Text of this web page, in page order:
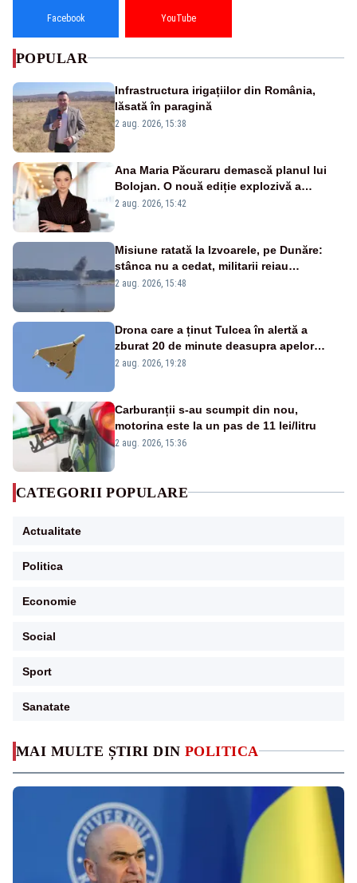
MAI MULTE ȘTIRI DIN POLITICA
Facebook YouTube
POPULAR
Infrastructura irigațiilor din România,
lăsată în paragină
2 aug. 2026, 15:38
Ana Maria Păcuraru demască planul lui
Bolojan. O nouă ediție explozivă a
emisiunii „Miza Zilei” la Realitatea PLUS
2 aug. 2026, 15:42
Misiune ratată la Izvoarele, pe Dunăre:
stânca nu a cedat, militarii reiau
detonările luni – VIDEO
2 aug. 2026, 15:48
Drona care a ținut Tulcea în alertă a
zburat 20 de minute deasupra apelor
României. Au fost ridicate două F-16
2 aug. 2026, 19:28
Carburanții s-au scumpit din nou,
motorina este la un pas de 11 lei/litru
2 aug. 2026, 15:36
CATEGORII POPULARE
Actualitate
Politica
Economie
Social
Sport
Sanatate